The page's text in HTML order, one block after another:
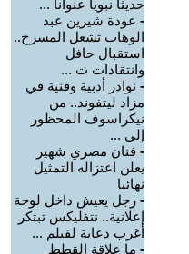
حديثا نبويا عنوانا ...
- عودة شيرين عبد
الوهاب تشعل المسرح..
استقبال حافل
وانتقادات ت ...
- نوادر أدبية وفنية في
مزاد ليتفوند.. من
نيكراسوف المحظور
إلى ...
- فنان مصري شهير
يعلن اعتزاله التمثيل
نهائيا
- رجل يعيش داخل لوحة
إعلانية.. نتفليكس تبتكر
أغرب دعاية لفيلم ...
- ما علاقة القطط